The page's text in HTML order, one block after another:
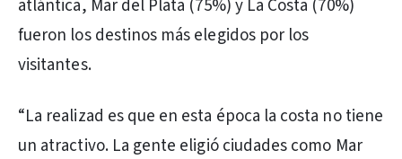
atlántica, Mar del Plata (75%) y La Costa (70%)
fueron los destinos más elegidos por los
visitantes.
“La realizad es que en esta época la costa no tiene
un atractivo. La gente eligió ciudades como Mar